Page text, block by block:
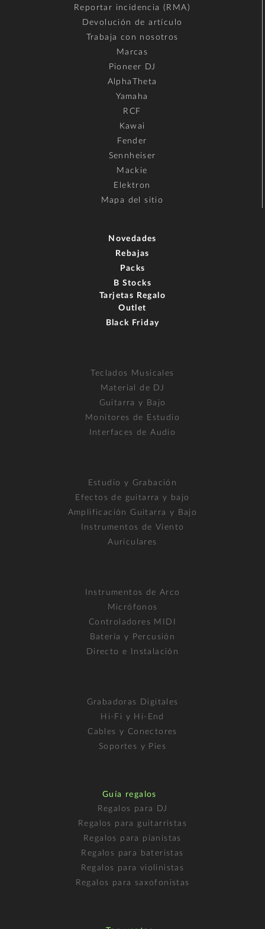
Reportar incidencia (RMA)
Devolución de artículo
Trabaja con nosotros
Marcas
Pioneer DJ
AlphaTheta
Yamaha
RCF
Kawai
Fender
Sennheiser
Mackie
Elektron
Mapa del sitio
Novedades
Rebajas
Packs
B Stocks
Tarjetas Regalo
Outlet
Black Friday
Teclados Musicales
Material de DJ
Guitarra y Bajo
Monitores de Estudio
Interfaces de Audio
Estudio y Grabación
Efectos de guitarra y bajo
Amplificación Guitarra y Bajo
Instrumentos de Viento
Auriculares
Instrumentos de Arco
Micrófonos
Controladores MIDI
Batería y Percusión
Directo e Instalación
Grabadoras Digitales
Hi-Fi y Hi-End
Cables y Conectores
Soportes y Pies
Guía regalos
Regalos para DJ
Regalos para guitarristas
Regalos para pianistas
Regalos para bateristas
Regalos para violinistas
Regalos para saxofonistas